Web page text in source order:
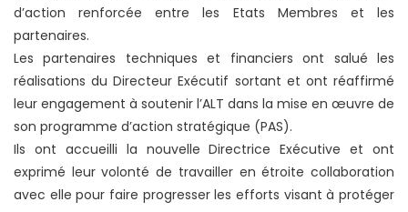
d’action renforcée entre les Etats Membres et les
partenaires.
Les partenaires techniques et financiers ont salué les
réalisations du Directeur Exécutif sortant et ont réaffirmé
leur engagement à soutenir l’ALT dans la mise en œuvre de
son programme d’action stratégique (PAS).
Ils ont accueilli la nouvelle Directrice Exécutive et ont
exprimé leur volonté de travailler en étroite collaboration
avec elle pour faire progresser les efforts visant à protéger